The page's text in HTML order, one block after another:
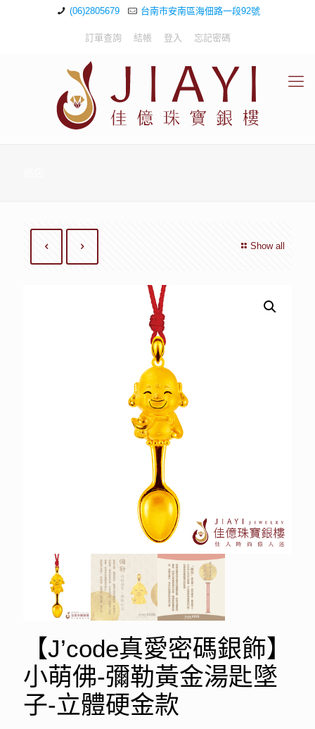
(06)2805679 台南市安南區海佃路一段92號
訂單查詢 結帳 登入 忘記密碼
Show all
【J’code真愛密碼銀飾】
小萌佛-彌勒黃金湯匙墜
子-立體硬金款